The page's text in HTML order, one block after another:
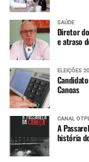
SAÚDE
Diretor
e atraso
ELEIÇÕES
Canoas
CANAL
A
história